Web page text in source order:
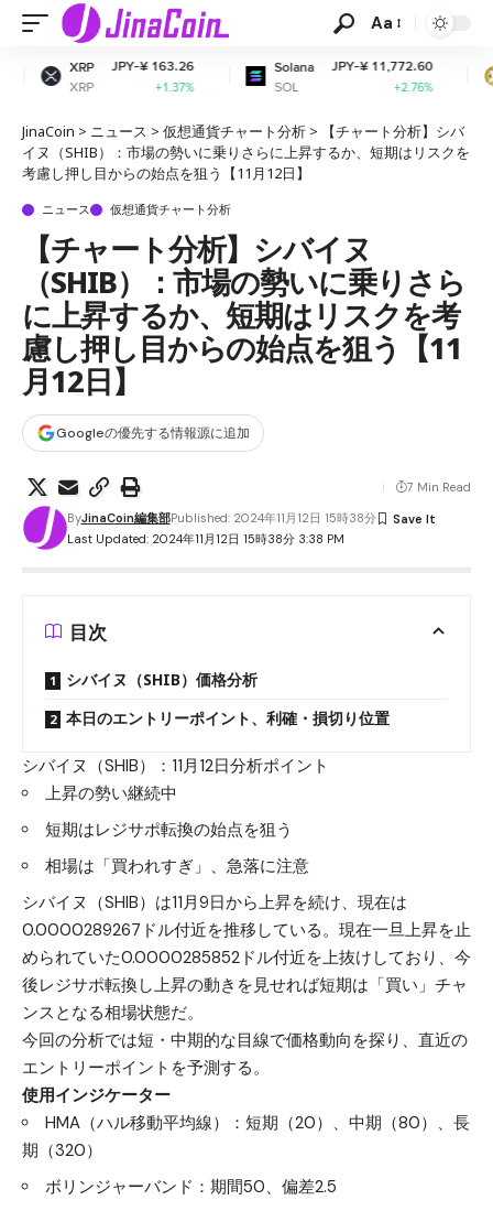
Aa
¥ 163.26
+1.37%
Solana
SOL
JPY-¥ 11,772.60
+2.76%
Dogecoin
DOGE
JinaCoin > ニュース > 仮想通貨チャート分析 >
【チャート分析】シバ
イヌ（SHIB）：市場の勢いに乗りさらに上昇するか、短期はリスクを
考慮し押し目からの始点を狙う【11月12日】
ニュース 仮想通貨チャート分析
【チャート分析】シバイヌ
（SHIB）：市場の勢いに乗りさら
に上昇するか、短期はリスクを考
慮し押し目からの始点を狙う【11
月12日】
Googleの優先する情報源に追加
Last Updated: 2024年11月12日 15時38分 3:38 PM
ByJinaCoin編集部Published: 2024年11月12日 15時38分
7 Min Read
目次
シバイヌ（SHIB）価格分析
本日のエントリーポイント、利確・損切り位置
シバイヌ（SHIB）：11月12日分析ポイント
上昇の勢い継続中
短期はレジサポ転換の始点を狙う
相場は「買われすぎ」、急落に注意
シバイヌ（SHIB）は11月9日から上昇を続け、現在は
0.0000289267ドル付近を推移している。現在一旦上昇を止
められていた0.0000285852ドル付近を上抜けしており、今
後レジサポ転換し上昇の動きを見せれば短期は「買い」チャ
ンスとなる相場状態だ。
今回の分析では短・中期的な目線で価格動向を探り、直近の
エントリーポイントを予測する。
使用インジケーター
HMA（ハル移動平均線）：短期（20）、中期（80）、長
期（320）
ボリンジャーバンド：期間50、偏差2.5